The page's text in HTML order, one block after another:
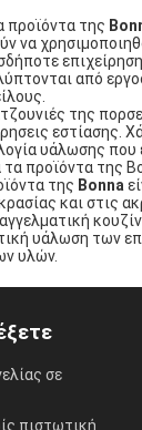
προϊόντα της
να
από
της
εστίασης.
υάλωσης που
τα προϊόντα της
της Bonna
και στις
υάλωση των
υλών.
σε
πιστωτική